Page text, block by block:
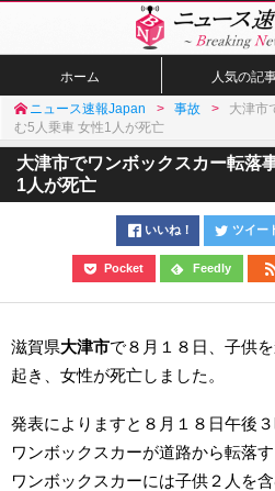
ホーム 人気の記
ニュース速報Japan 事故
大津市
む5人乗車 女性1人が死亡
大津市でワンボックスカー転落
1人が死亡
いいね！ ツイー
Pocket Feedly
滋賀県大津市で８月１８日、子供
起き、女性が死亡しました。
発表によりますと８月１８日午後
ワンボックスカーが道路から転落
ワンボックスカーには子供２人を